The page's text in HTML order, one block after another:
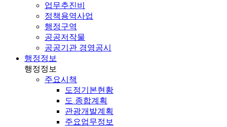
업무추진비
정책용역사업
행정구역
공공저작물
공공기관 경영공시
행정정보
행정정보
주요시책
도정기본현황
도 종합계획
관광개발계획
주요업무정보